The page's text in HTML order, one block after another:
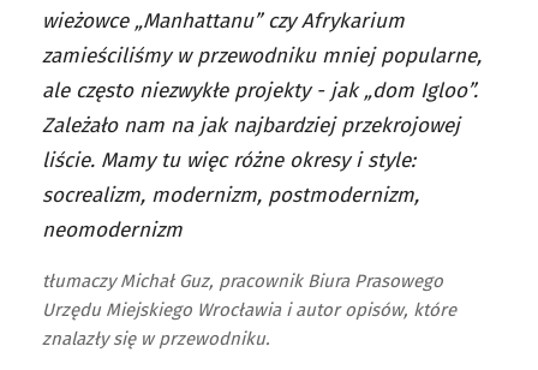
wieżowce „Manhattanu” czy Afrykarium
zamieściliśmy w przewodniku mniej popularne,
ale często niezwykłe projekty - jak „dom Igloo”.
Zależało nam na jak najbardziej przekrojowej
liście. Mamy tu więc różne okresy i style:
socrealizm, modernizm, postmodernizm,
neomodernizm
tłumaczy Michał Guz, pracownik Biura Prasowego
Urzędu Miejskiego Wrocławia i autor opisów, które
znalazły się w przewodniku.